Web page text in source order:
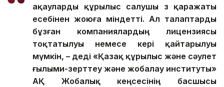
ақауларды құрылыс салушы өз қаражаты
есебінен жоюға міндетті. Ал талаптарды
бұзған компаниялардың лицензиясы
тоқтатылуы немесе кері қайтарылуы
мүмкін, – деді «Қазақ құрылыс және сәулет
ғылыми-зерттеу және жобалау институты»
АҚ Жобалық кеңсесінің басшысы